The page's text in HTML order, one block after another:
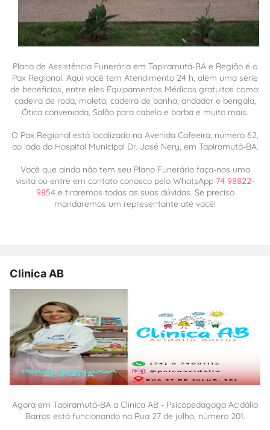
Plano de Assistência Funerária em Tapiramutá-BA e Região é o
Pax Regional. Aqui você tem Atendimento 24 h, além uma série
de benefícios, entre eles Equipamentos Médicos gratuitos como:
cadeira de roda, moleta, cadeira de banha, andador e bengala,
Ótica conveniada, Salão para cabelo e barba e muito mais.
O Pax Regional está localizado na Avenida Cafeeira, número 62,
ao lado do Hospital Municipal Dr. José Nery, em Tapiramutá-BA.
Você que ainda não tem seu Plano Funerário faça-nos uma
visita ou entre em contato conosco pelo WhatsApp 74 98822-
9854 e tiraremos todas as suas dúvidas. Se preciso
mandaremos um representante até você!
Clinica AB
Agora em Tapiramutá-BA a Clínica AB - Psicopedagoga Acidália
Barros está funcionando na Rua 27 de julho, número 201.